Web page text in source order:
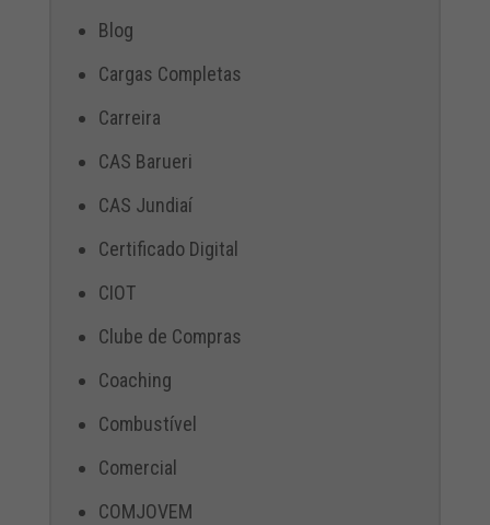
Blog
Cargas Completas
Carreira
CAS Barueri
CAS Jundiaí
Certificado Digital
CIOT
Clube de Compras
Coaching
Combustível
Comercial
COMJOVEM